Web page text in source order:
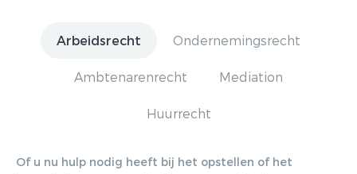
Arbeidsrecht Ondernemingsrecht
Ambtenarenrecht Mediation
Huurrecht
Of u nu hulp nodig heeft bij het opstellen of het